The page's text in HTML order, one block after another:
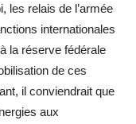
les relais de l’armée
internationales
la réserve fédérale
de ces
il conviendrait que
aux